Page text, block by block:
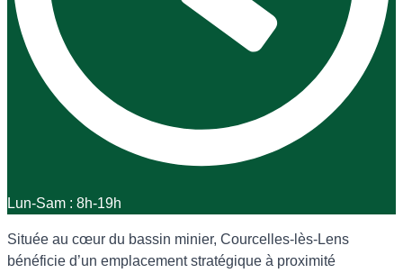
Lun-Sam : 8h-19h
Située au cœur du bassin minier, Courcelles-lès-Lens
bénéficie d’un emplacement stratégique à proximité